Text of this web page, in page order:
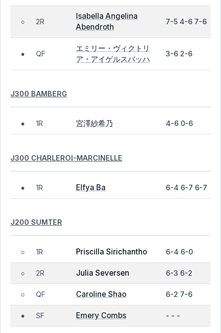
○ 2R
Isabella Angelina
Abendroth
7-5 4-6 7-6
● QF
エミリー・ヴィクトリ
ア・アイゲルスバッハ
3-6 2-6
J300 BAMBERG
● 1R 宮澤紗希乃 4-6 0-6
J300 CHARLEROI-MARCINELLE
● 1R Elfya Ba 6-4 6-7 6-7
J200 SUMTER
○ 1R Priscilla Sirichantho 6-4 6-0
○ 2R Julia Seversen 6-3 6-2
○ QF Caroline Shao 6-2 7-6
● SF Emery Combs - - -